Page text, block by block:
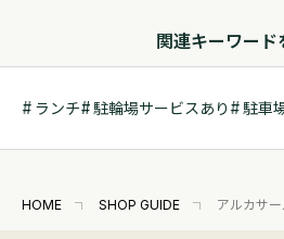
関連キーワード
ランチ 駐輪場サービスあり 駐車
HOME SHOP GUIDE アルカサー